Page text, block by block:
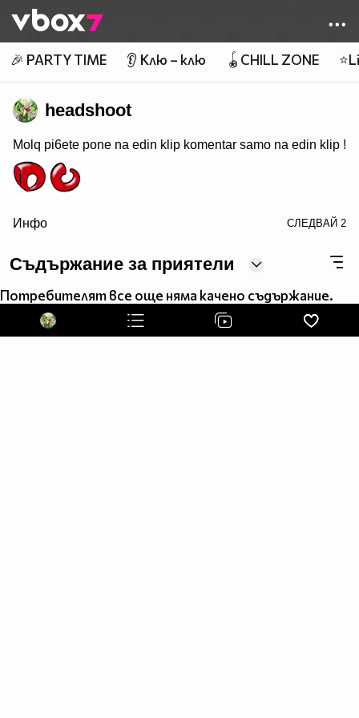
👾
🎉 PARTY TIME 👂 Клю – клю 🪀CHILL ZONE
headshoot
Molq pi6ete pone na edin klip komentar samo na edin klip !
border=0>
Инфо СЛЕДВАЙ 2
Съдържание за приятели
Потребителят все още няма качено съдържание.